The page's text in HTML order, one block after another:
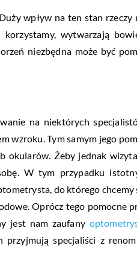
wpływ na ten stan rzeczy
wytwarzają
niezbędna może być
na niektórych
wzroku. Tym samym jego
okularów. Żeby jednak
W tym przypadku
do którego chcemy
Oprócz tego pomocne
jest nam zaufany
specjaliści z